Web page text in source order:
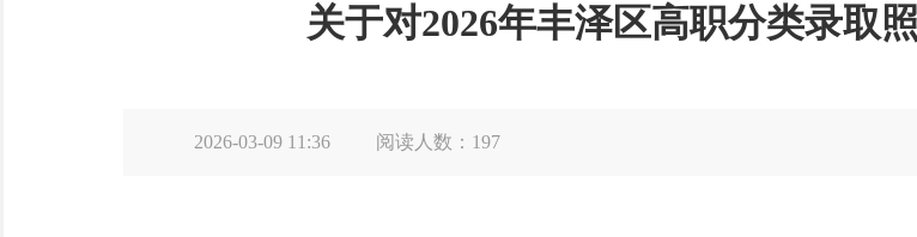
关于对2026年丰泽区高职分类录取
2026-03-09 11:36 阅读人数： 197